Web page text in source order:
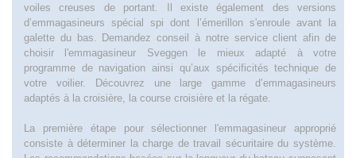
voiles creuses de portant. Il existe également des versions
d’emmagasineurs spécial spi dont l’émerillon s'enroule avant la
galette du bas. Demandez conseil à notre service client afin de
choisir l'emmagasineur Sveggen le mieux adapté à votre
programme de navigation ainsi qu’aux spécificités technique de
votre voilier. Découvrez une large gamme d’emmagasineurs
adaptés à la croisière, la course croisière et la régate.
La première étape pour sélectionner l'emmagasineur approprié
consiste à déterminer la charge de travail sécuritaire du système.